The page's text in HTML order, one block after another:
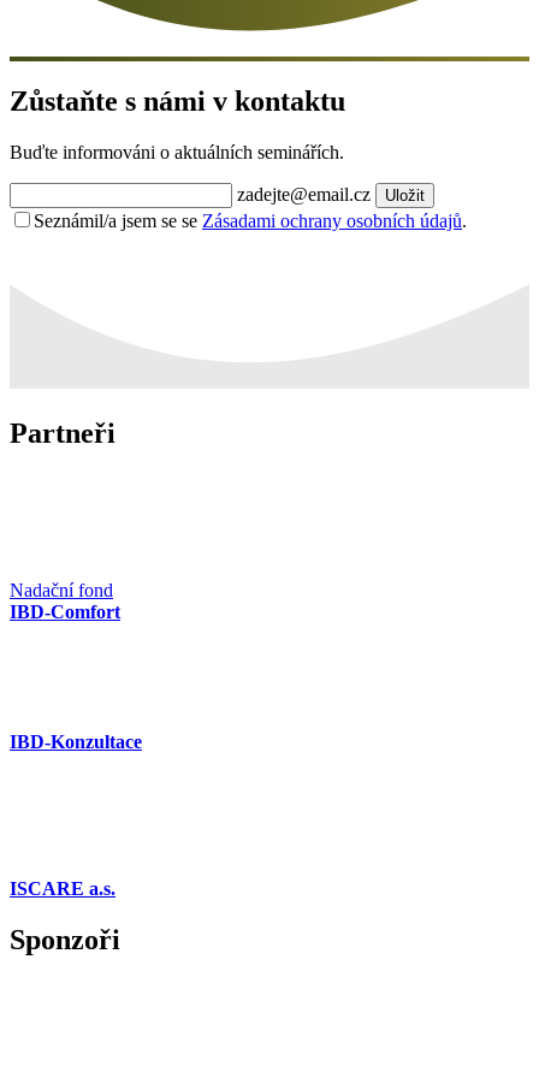
Zůstaňte s námi v kontaktu
Buďte informováni o aktuálních seminářích.
zadejte@email.cz Uložit
Seznámil/a jsem se se Zásadami ochrany osobních údajů.
Partneři
Nadační fond
IBD-Comfort
IBD-Konzultace
ISCARE a.s.
Sponzoři